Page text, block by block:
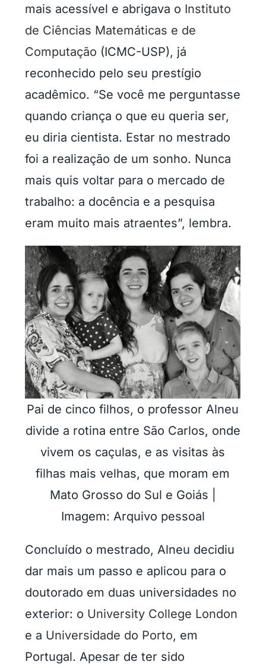
mais acessível e abrigava o Instituto
de Ciências Matemáticas e de
Computação (ICMC-USP), já
reconhecido pelo seu prestígio
acadêmico. “Se você me perguntasse
quando criança o que eu queria ser,
eu diria cientista. Estar no mestrado
foi a realização de um sonho. Nunca
mais quis voltar para o mercado de
trabalho: a docência e a pesquisa
eram muito mais atraentes”, lembra.
Pai de cinco filhos, o professor Alneu
divide a rotina entre São Carlos, onde
vivem os caçulas, e as visitas às
filhas mais velhas, que moram em
Mato Grosso do Sul e Goiás |
Imagem: Arquivo pessoal
Concluído o mestrado, Alneu decidiu
dar mais um passo e aplicou para o
doutorado em duas universidades no
exterior: o University College London
e a Universidade do Porto, em
Portugal. Apesar de ter sido